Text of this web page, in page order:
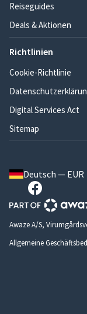
Reiseguides
Deals & Aktionen
Richtlinien
Cookie-Richtlinie
Digital Services Act
Sitemap
Deutsch — EUR
Awaze A/S,
Allgemeine